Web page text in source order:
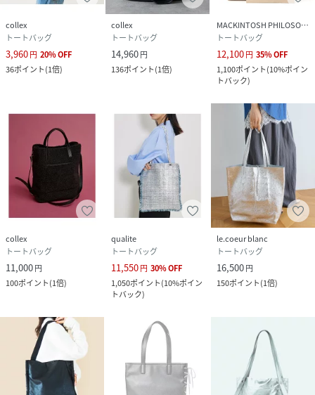
collex
トートバッグ
3,960円 20%OFF
36ポイント(1倍)
collex
トートバッグ
14,960円
136ポイント(1倍)
MACKINTOSH PHILOSOPHY
トートバッグ
12,100円 35%OFF
1,100ポイント(10%ポイン
トバック)
collex
トートバッグ
11,000円
100ポイント(1倍)
qualite
トートバッグ
11,550円 30%OFF
1,050ポイント(10%ポイン
トバック)
le.coeur blanc
トートバッグ
16,500円
150ポイント(1倍)